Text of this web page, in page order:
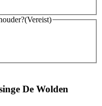
(Vereist)
De Wolden